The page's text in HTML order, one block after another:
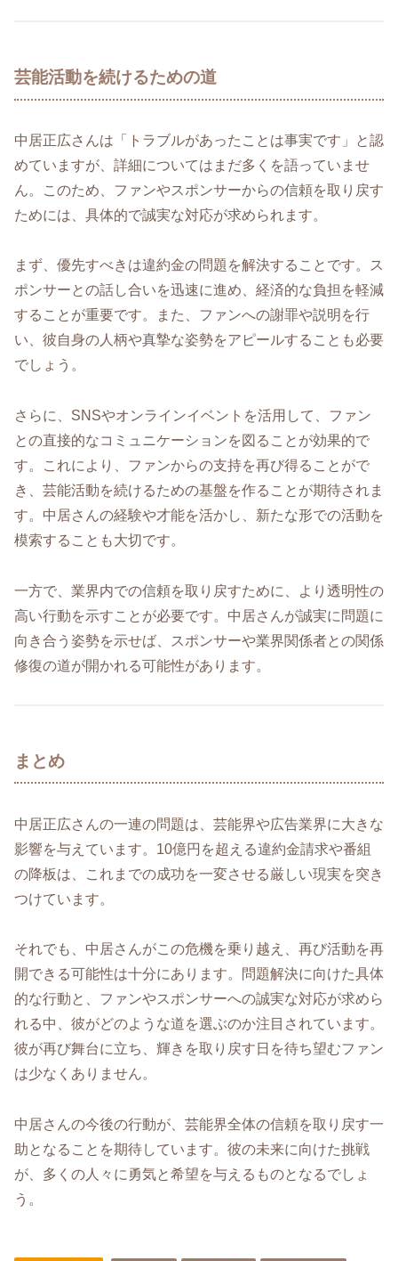
芸能活動を続けるための道
中居正広さんは「トラブルがあったことは事実です」と認
めていますが、詳細についてはまだ多くを語っていませ
ん。このため、ファンやスポンサーからの信頼を取り戻す
ためには、具体的で誠実な対応が求められます。
まず、優先すべきは違約金の問題を解決することです。ス
ポンサーとの話し合いを迅速に進め、経済的な負担を軽減
することが重要です。また、ファンへの謝罪や説明を行
い、彼自身の人柄や真摯な姿勢をアピールすることも必要
でしょう。
さらに、SNSやオンラインイベントを活用して、ファン
との直接的なコミュニケーションを図ることが効果的で
す。これにより、ファンからの支持を再び得ることがで
き、芸能活動を続けるための基盤を作ることが期待されま
す。中居さんの経験や才能を活かし、新たな形での活動を
模索することも大切です。
一方で、業界内での信頼を取り戻すために、より透明性の
高い行動を示すことが必要です。中居さんが誠実に問題に
向き合う姿勢を示せば、スポンサーや業界関係者との関係
修復の道が開かれる可能性があります。
まとめ
中居正広さんの一連の問題は、芸能界や広告業界に大きな
影響を与えています。10億円を超える違約金請求や番組
の降板は、これまでの成功を一変させる厳しい現実を突き
つけています。
それでも、中居さんがこの危機を乗り越え、再び活動を再
開できる可能性は十分にあります。問題解決に向けた具体
的な行動と、ファンやスポンサーへの誠実な対応が求めら
れる中、彼がどのような道を選ぶのか注目されています。
彼が再び舞台に立ち、輝きを取り戻す日を待ち望むファン
は少なくありません。
中居さんの今後の行動が、芸能界全体の信頼を取り戻す一
助となることを期待しています。彼の未来に向けた挑戦
が、多くの人々に勇気と希望を与えるものとなるでしょ
う。